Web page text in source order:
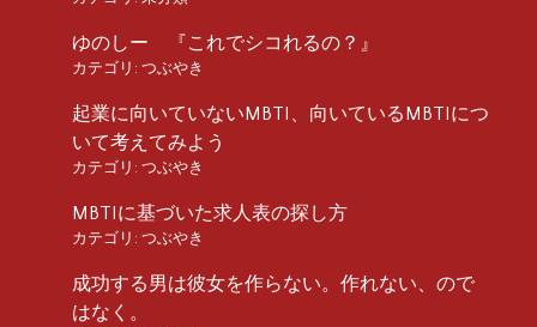
ゆのしー 『これでシコれるの？』
カテゴリ: つぶやき
起業に向いていないMBTI、向いているMBTIにつ
いて考えてみよう
カテゴリ: つぶやき
MBTIに基づいた求人表の探し方
カテゴリ: つぶやき
成功する男は彼女を作らない。作れない、ので
はなく。